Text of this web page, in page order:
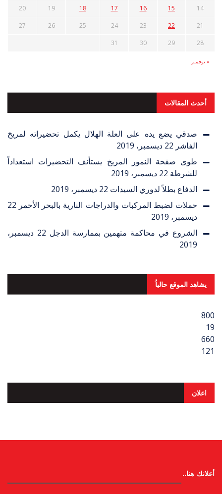
« نوفمبر
14
15
16
17
18
19
20
21
22
23
24
25
26
27
28
29
30
31
أحدث المقالات
صدقي يضع يده على العلة الهلال يكمل تحضيراته لمريخ
الفاشر 22 ديسمبر، 2019
طوى صفحة النمور المريخ يستأنف التحضيرات استعداداً
للشرطة 22 ديسمبر، 2019
الدفاع بطلاً لدوري السيدات 22 ديسمبر، 2019
حملات لضبط المركبات والدراجات النارية بالبحر الأحمر 22
ديسمبر، 2019
الشروع في محاكمة متهمين بممارسة الدجل
22 ديسمبر،
2019
يشاهد الموقع حالياُ
800
19
660
121
اعلان
أعلانك هنا..